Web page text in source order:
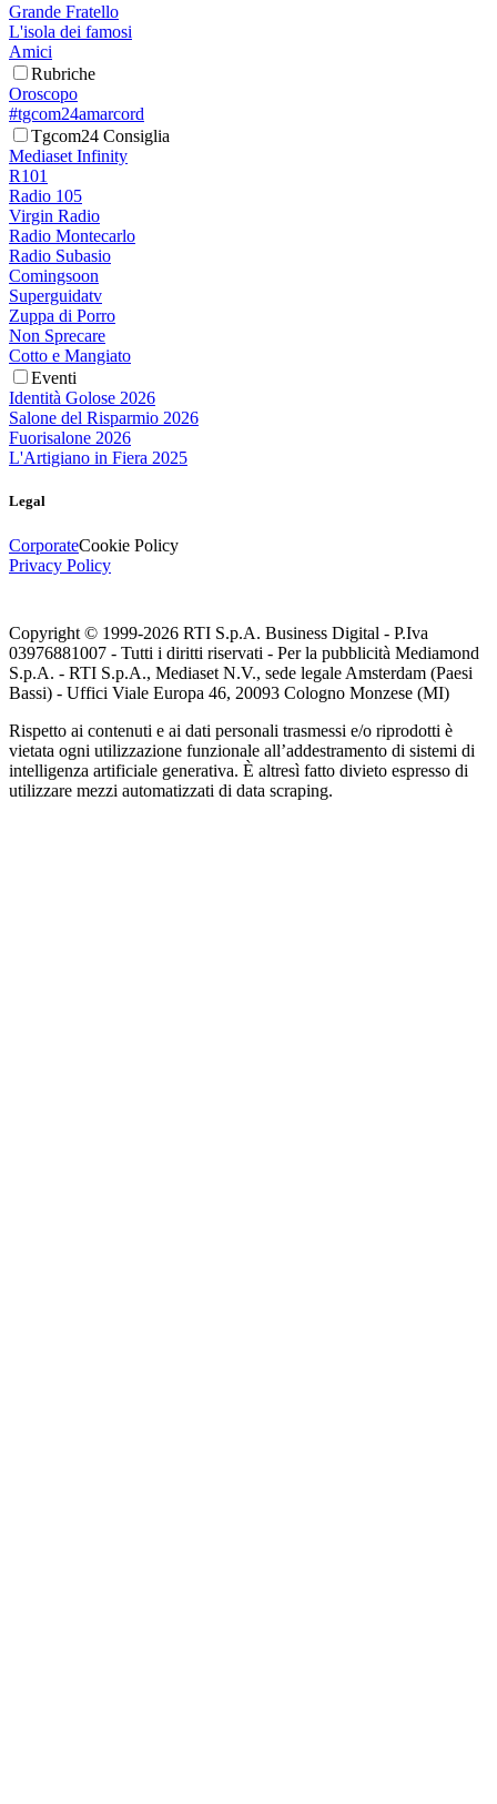
Grande Fratello
L'isola dei famosi
Amici
Rubriche
Oroscopo
#tgcom24amarcord
Tgcom24 Consiglia
Mediaset Infinity
R101
Radio 105
Virgin Radio
Radio Montecarlo
Radio Subasio
Comingsoon
Superguidatv
Zuppa di Porro
Non Sprecare
Cotto e Mangiato
Eventi
Identità Golose 2026
Salone del Risparmio 2026
Fuorisalone 2026
L'Artigiano in Fiera 2025
Legal
CorporateCookie Policy
Privacy Policy
Copyright © 1999-2026 RTI S.p.A. Business Digital - P.Iva
03976881007 - Tutti i diritti riservati - Per la pubblicità Mediamond
S.p.A. - RTI S.p.A., Mediaset N.V., sede legale Amsterdam (Paesi
Bassi) - Uffici Viale Europa 46, 20093 Cologno Monzese (MI)
Rispetto ai contenuti e ai dati personali trasmessi e/o riprodotti è
vietata ogni utilizzazione funzionale all’addestramento di sistemi di
intelligenza artificiale generativa. È altresì fatto divieto espresso di
utilizzare mezzi automatizzati di data scraping.